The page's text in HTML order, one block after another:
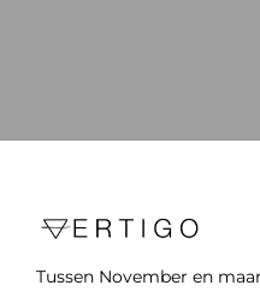
Tussen November en